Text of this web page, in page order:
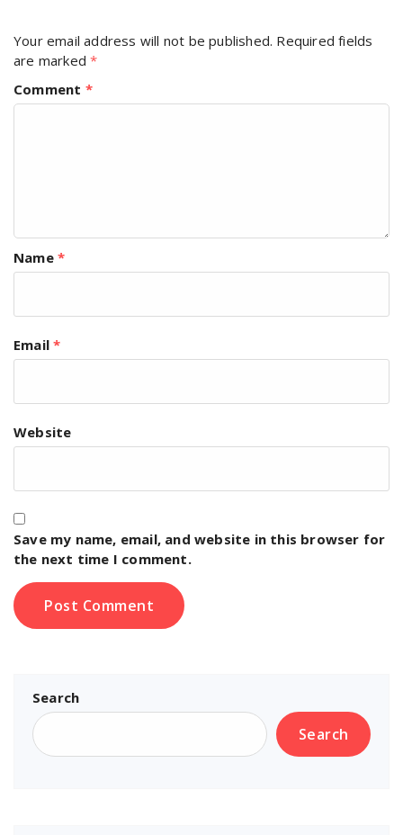
Your email address will not be published. Required fields
are marked*
Comment *
Name *
Email*
Website
Save my name, email, and website in this browser for
the next time I comment.
Search
Search